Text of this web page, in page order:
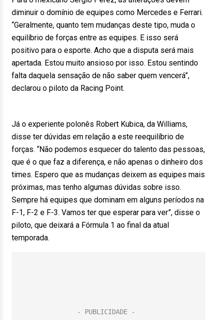
diminuir o domínio de equipes como Mercedes e Ferrari.
“Geralmente, quanto tem mudanças deste tipo, muda o
equilíbrio de forças entre as equipes. E isso será
positivo para o esporte. Acho que a disputa será mais
apertada. Estou muito ansioso por isso. Estou sentindo
falta daquela sensação de não saber quem vencerá”,
declarou o piloto da Racing Point.
Já o experiente polonês Robert Kubica, da Williams,
disse ter dúvidas em relação a este reequilíbrio de
forças. “Não podemos esquecer do talento das pessoas,
que é o que faz a diferença, e não apenas o dinheiro dos
times. Espero que as mudanças deixem as equipes mais
próximas, mas tenho algumas dúvidas sobre isso.
Sempre há equipes que dominam em alguns períodos na
F-1, F-2 e F-3. Vamos ter que esperar para ver”, disse o
piloto, que deixará a Fórmula 1 ao final da atual
temporada.